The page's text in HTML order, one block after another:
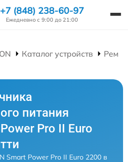
+7 (848) 238-60-97
Ежедневно с 9:00 до 21:00
Каталог устройств
питания
Pro II Euro
Smart Power Pro II Euro 2200 в